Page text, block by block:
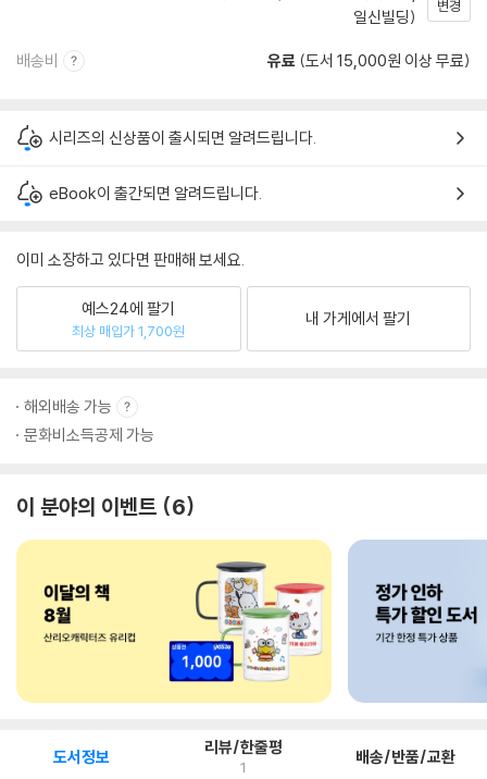
일신빌딩)
변경
배송비 유료 (도서 15,000원 이상 무료)
시리즈의 신상품이 출시되면 알려드립니다.
eBook이 출간되면 알려드립니다.
이미 소장하고 있다면 판매해 보세요.
예스24에 팔기
최상 매입가 1,700원
내 가게에서 팔기
해외배송 가능
문화비소득공제 가능
이 분야의 이벤트 6
도서정보 리뷰/한줄평
1 배송/반품/교환